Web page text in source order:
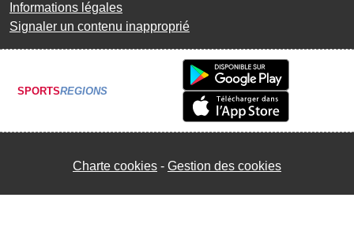
Informations légales
Signaler un contenu inapproprié
SPORTSREGIONS
Charte cookies Gestion des cookies